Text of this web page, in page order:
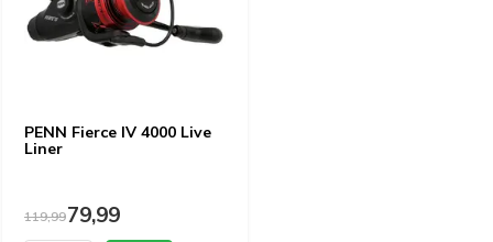
PENN Fierce IV 4000 Live
Liner
119,9979,99